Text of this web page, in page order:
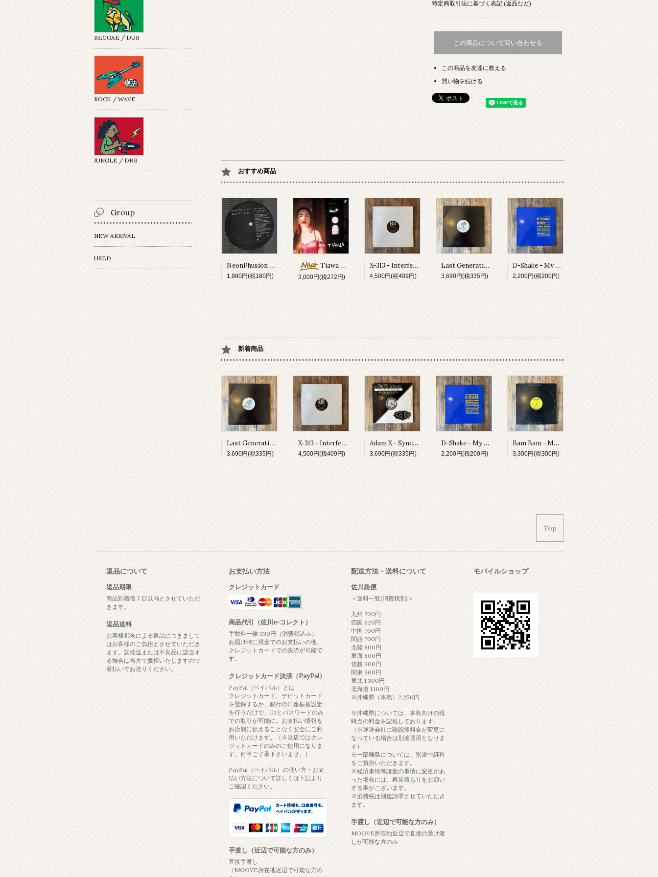
特定商取引法に基づく表記 (返品など)
この商品について問い合わせる
この商品を友達に教える
買い物を続ける
おすすめ商品
NeonPhusion feat Don Ricardo - How Times Fly
1,980円(税180円)
Tiawa - Moonlit Train
3,000円(税272円)
X-313 - Interferon EP
4,500円(税409円)
Last Generation - Spiritual Influence E.P.
3,690円(税335円)
D-Shake - My Heart The Beat / Funny Moves
2,200円(税200円)
新着商品
Last Generation - Spiritual Influence E.P.
3,690円(税335円)
X-313 - Interferon EP
4,500円(税409円)
Adam X - Sync Jacks Trax
3,690円(税335円)
D-Shake - My Heart The Beat / Funny Moves
2,200円(税200円)
Bam Bam - Make U Scream
3,300円(税300円)
REGGAE / DUB
ROCK / WAVE
JUNGLE / DNB
Group
NEW ARRIVAL
USED
Top
返品について
返品期限
商品到着後７日以内とさせていただ
きます。
返品送料
お客様都合による返品につきまして
はお客様のご負担とさせていただき
ます。誤発送または不良品に該当す
る場合は当方で負担いたしますので
着払いでお送りください。
お支払い方法
クレジットカード
商品代引（佐川e-コレクト）
手数料一律 330円（消費税込み）
お届け時に現金でのお支払いの他、
クレジットカードでの決済が可能で
す。
クレジットカード決済（PayPal）
PayPal（ペイパル）とは
クレジットカード、デビットカード
を登録するか、銀行の口座振替設定
を行うだけで、IDとパスワードのみ
での取引が可能に。お支払い情報を
お店側に伝えることなく安全にご利
用いただけます。（※当店ではクレ
ジットカードのみのご使用になりま
す。何卒ご了承下さいませ。）
PayPal（ペイパル）の使い方・お支
払い方法について詳しくは下記より
ご確認ください。
手渡し（近辺で可能な方のみ）
直接手渡し
（MOOVE所在地近辺で可能な方の
配送方法・送料について
佐川急便
＜送料一覧(消費税別)＞
九州 700円
四国 620円
中国 700円
関西 700円
北陸 800円
東海 800円
信越 900円
関東 900円
東北 1,300円
北海道 1,100円
※沖縄県（本島）2,250円
※沖縄県については、本島向けの現
時点の料金を記載しております。
（※運送会社に確認後料金が変更に
なっている場合は別途適用となりま
す）
※一部離島については、別途中継料
をご負担いただきます。
※経済事情等諸般の事情に変更があ
った場合には、再見積もりをお願い
する事がございます。
※消費税は別途請求させていただき
ます。
手渡し（近辺で可能な方のみ）
MOOVE所在地近辺で直接の受け渡
しが可能な方のみ
モバイルショップ